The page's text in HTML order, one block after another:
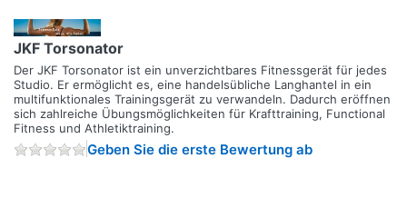
JKF Torsonator
Der JKF Torsonator ist ein unverzichtbares Fitnessgerät für jedes
Studio. Er ermöglicht es, eine handelsübliche Langhantel in ein
multifunktionales Trainingsgerät zu verwandeln. Dadurch eröffnen
sich zahlreiche Übungsmöglichkeiten für Krafttraining, Functional
Fitness und Athletiktraining.
Geben Sie die erste Bewertung ab